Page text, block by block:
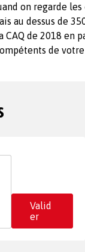
on regarde
au dessus de
de 2018 en
de
Valid
er